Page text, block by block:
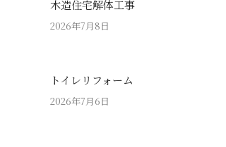
木造住宅解体工事
2026年7月8日
トイレリフォーム
2026年7月6日